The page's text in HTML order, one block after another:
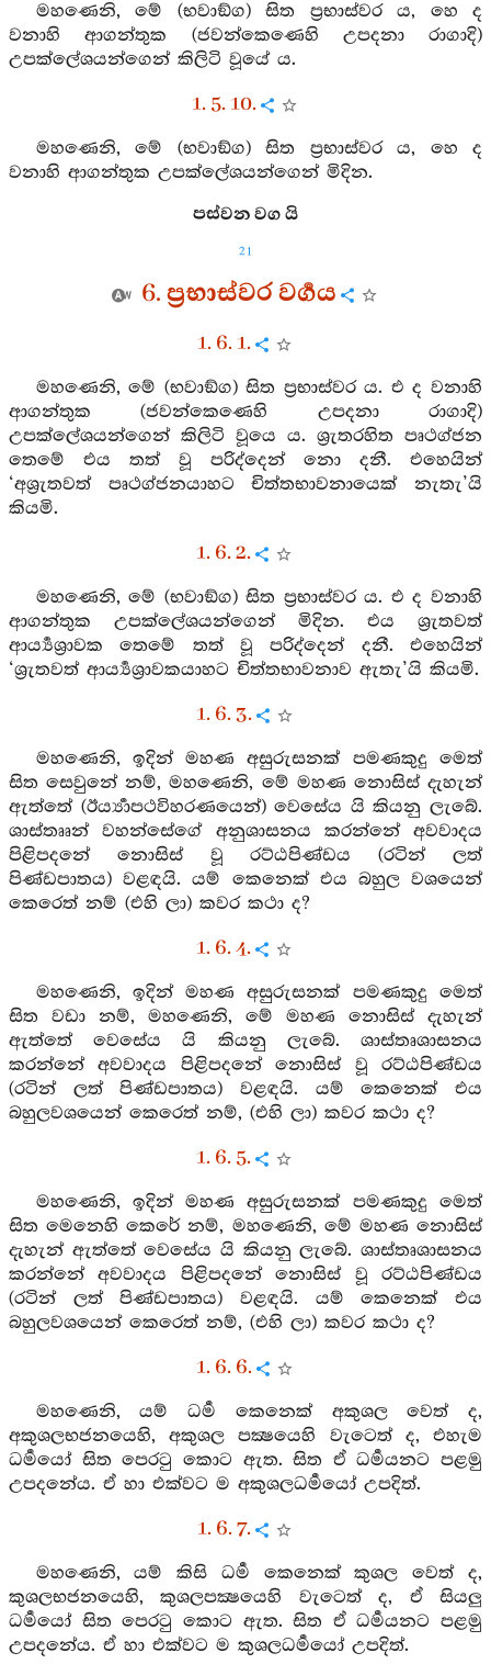
මහණෙනි, මේ (භවාඞ්ග) සිත ප්‍රභාස්වර ය, හෙ ද
වනාහි ආගන්තුක (ජවන්කෙණෙහි උපදනා රාගාදි)
උපක්ලේශයන්ගෙන් කිලිටි වූයේ ය.
1. 5. 10.
මහණෙනි, මේ (භවාඞ්ග) සිත ප්‍රභාස්වර ය, හෙ ද
වනාහි ආගන්තුක උපක්ලේශයන්ගෙන් මිදින.
පස්වන වග යි
21
6. ප්‍රභාස්වර වර්‍ගය
1. 6. 1.
මහණෙනි, මේ (භවාඞ්ග) සිත ප්‍රභාස්වර ය. එ ද වනාහි
ආගන්තුක (ජවන්කෙණෙහි උපදනා රාගාදි)
උපක්ලේශයන්ගෙන් කිලිටි වූයෙ ය. ශ්‍රැතරහිත පෘථග්ජන
තෙමේ එය තත් වූ පරිද්දෙන් නො දනී. එහෙයින්
‘අශ්‍රැතවත් පෘථග්ජනයාහට චිත්තභාවනායෙක් නැතැ’යි
කියමි.
1. 6. 2.
මහණෙනි, මේ (භවාඞ්ග) සිත ප්‍රභාස්වර ය. එ ද වනාහි
ආගන්තුක උපක්ලේශයන්ගෙන් මිදින. එය ශ්‍රැතවත්
ආර්‍ය්‍යශ්‍රාවක තෙමේ තත් වූ පරිද්දෙන් දනී. එහෙයින්
‘ශ්‍රැතවත් ආර්‍ය්‍යශ්‍රාවකයාහට චිත්තභාවනාව ඇතැ’යි කියමි.
1. 6. 3.
මහණෙනි, ඉදින් මහණ අසුරුසනක් පමණකුදු මෙත්
සිත සෙවුනේ නම්, මහණෙනි, මේ මහණ නොසිස් දැහැන්
ඇත්තේ (ඊර්‍ය්‍යාපථවිහරණයෙන්) වෙසේය යි කියනු ලැබේ.
ශාස්තෲන් වහන්සේගේ අනුශාසනය කරන්නේ අවවාදය
පිළිපදනේ නොසිස් වූ රට්ඨපිණ්ඩය (රටින් ලත්
පිණ්ඩපාතය) වළඳයි. යම් කෙනෙක් එය බහුල වශයෙන්
කෙරෙත් නම් (එහි ලා) කවර කථා ද?
1. 6. 4.
මහණෙනි, ඉදින් මහණ අසුරුසනක් පමණකුදු මෙත්
සිත වඩා නම්, මහණෙනි, මේ මහණ නොසිස් දැහැන්
ඇත්තේ වෙසේය යි කියනු ලැබේ. ශාස්තෘශාසනය
කරන්නේ අවවාදය පිළිපදනේ නොසිස් වූ රට්ඨපිණ්ඩය
(රටින් ලත් පිණ්ඩපාතය) වළඳයි. යම් කෙනෙක් එය
බහුලවශයෙන් කෙරෙත් නම්, (එහි ලා) කවර කථා ද?
1. 6. 5.
මහණෙනි, ඉදින් මහණ අසුරුසනක් පමණකුදු මෙත්
සිත මෙනෙහි කෙරේ නම්, මහණෙනි, මේ මහණ නොසිස්
දැහැන් ඇත්තේ වෙසේය යි කියනු ලැබේ. ශාස්තෘශාසනය
කරන්නේ අවවාදය පිළිපදනේ නොසිස් වූ රට්ඨපිණ්ඩය
(රටින් ලත් පිණ්ඩපාතය) වළඳයි. යම් කෙනෙක් එය
බහුලවශයෙන් කෙරෙත් නම්, (එහි ලා) කවර කථා ද?
1. 6. 6.
මහණෙනි, යම් ධර්‍ම කෙනෙක් අකුශල වෙත් ද,
අකුශලභජනයෙහි, අකුශල පක්‍ෂයෙහි වැටෙත් ද, එහැම
ධර්‍මයෝ සිත පෙරටු කොට ඇත. සිත ඒ ධර්‍මයනට පළමු
උපදනේය. ඒ හා එක්වට ම අකුශලධර්‍මයෝ උපදිත්.
1. 6. 7.
මහණෙනි, යම් කිසි ධර්‍ම කෙනෙක් කුශල වෙත් ද,
කුශලභජනයෙහි, කුශලපක්‍ෂයෙහි වැටෙත් ද, ඒ සියලු
ධර්‍මයෝ සිත පෙරටු කොට ඇත. සිත ඒ ධර්‍මයනට පළමු
උපදනේය. ඒ හා එක්වට ම කුශලධර්‍මයෝ උපදිත්.